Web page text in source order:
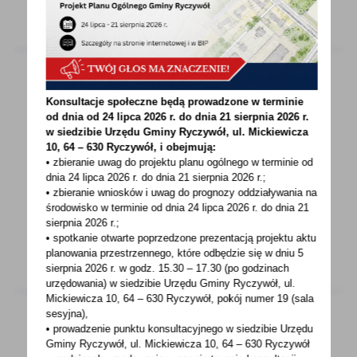
WIĘCEJ
05 - 08 - 2026
Obwieszczenia
Obwieszczenie o nieuregulowanym stanie
prawnym - RIR.6730.65.2025 Budowa budynku
mieszkalnego jednorodzinnego...
WIĘCEJ
05 - 08 - 2026
Konsultacje społeczne będą prowadzone w terminie
od dnia od 24 lipca 2026 r. do dnia 21 sierpnia 2026 r.
w siedzibie Urzędu Gminy Ryczywół, ul. Mickiewicza
10, 64 – 630 Ryczywół, i obejmują:
• zbieranie uwag do projektu planu ogólnego w terminie od
dnia 24 lipca 2026 r. do dnia 21 sierpnia 2026 r.;
• zbieranie wniosków i uwag do prognozy oddziaływania na
środowisko w terminie od dnia 24 lipca 2026 r. do dnia 21
sierpnia 2026 r.;
• spotkanie otwarte poprzedzone prezentacją projektu aktu
planowania przestrzennego, które odbędzie się w dniu 5
sierpnia 2026 r.w godz. 15.30 – 17.30 (po godzinach
urzędowania) w siedzibie Urzędu Gminy Ryczywół, ul.
Mickiewicza 10, 64 – 630 Ryczywół, pokójnumer 19 (sala
sesyjna),
• prowadzenie punktu konsultacyjnego w siedzibie Urzędu
Gminy Ryczywół, ul. Mickiewicza 10, 64 – 630 Ryczywół